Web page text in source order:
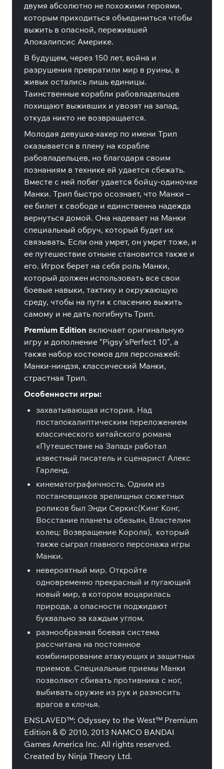
двумя абсолютно не похожими героями,
которым приходиться объединиться чтобы
выжить в опасной, пережившей
Апокалипсис Америке.
В будущем, через 150 лет, война и
разрушения превратили мир в руины, в
живых остались лишь единицы.
Таинственные корабли рабовладельцев
похищают выживших и увозят на запад,
откуда никто не возвращается.
Молодая девушка-хакер по имени Трип
оказывается в плену на корабле
рабовладельцев, но благодаря своим
познаниям в технике ей удается сбежать.
Вместе с ней побег удается бойцу-одиночке
Манки. Трип быстро осознает, что Манки –
ее билет к свободе и единственна надежда
вернуться домой. Она надевает на Манки
специальный обруч, который будет их
связывать. Если она умрет, он умрет тоже, и
ее путешествие отныне становится также и
его. Игрок берет на себя роль Манки,
который должен использовать все свои
боевые навыки, тактику и окружающую
среду, чтобы на пути к спасению выжить
самому и не дать погибнуть Трип.
Premium Edition включает оригинальную
игру и дополнение “Pigsy’sPerfect 10”, а
также набор костюмов для персонажей:
Манки-ниндзя, классический Манки,
страстная Трип.
Особенности игры:
захватывающая история. Над
постапокалиптическим переложением
классического китайского романа
«Путешествие на Запад» работал
известный писатель и сценарист Алекс
Гарленд.
кинематографичность. Одним из
постановщиков зрелищных сюжетных
роликов был Энди Серкис(Кинг Конг,
Восстание планеты обезьян, Властелин
колец: Возвращение Короля), который
также сыграл главного персонажа игры
Манки.
невероятный мир. Откройте
одновременно прекрасный и пугающий
новый мир, в котором воцарилась
природа, а опасности поджидают
буквально за каждым углом.
разнообразная боевая система
рассчитана на постоянное
комбинирование атакующих и защитных
приемов. Специальные приемы Манки
позволяют сбивать противника с ног,
выбивать оружие из рук и разносить
врагов в клочья.
ENSLAVED™: Odyssey to the West™ Premium
Edition & © 2010, 2013 NAMCO BANDAI
Games America Inc. All rights reserved.
Created by Ninja Theory Ltd.